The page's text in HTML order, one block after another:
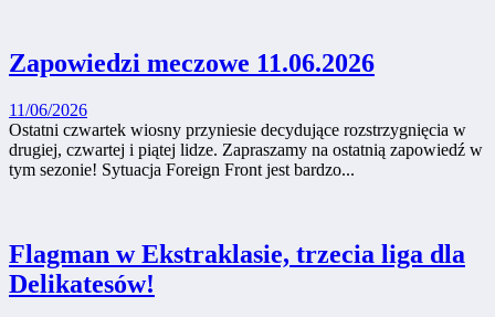
Zapowiedzi meczowe 11.06.2026
11/06/2026
Ostatni czwartek wiosny przyniesie decydujące rozstrzygnięcia w
drugiej, czwartej i piątej lidze. Zapraszamy na ostatnią zapowiedź w
tym sezonie! Sytuacja Foreign Front jest bardzo...
Flagman w Ekstraklasie, trzecia liga dla
Delikatesów!